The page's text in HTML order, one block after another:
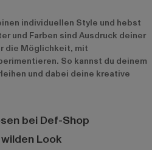
individuellen Style und hebst
und Farben sind Ausdruck deiner
die Möglichkeit, mit
So kannst du deinem
und dabei deine kreative
bei Def-Shop
Look